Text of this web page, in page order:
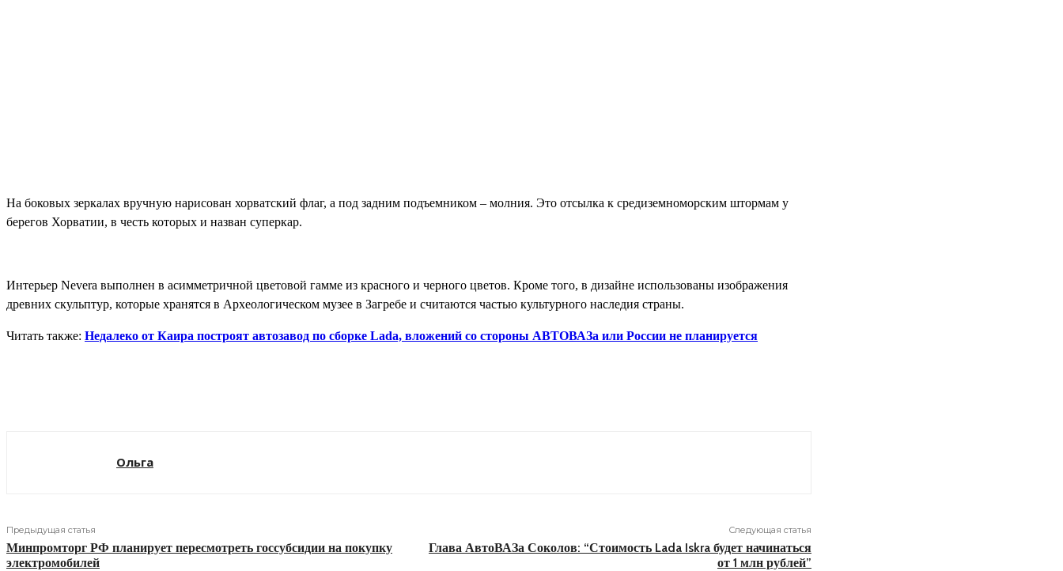
На боковых зеркалах вручную нарисован хорватский флаг, а под задним подъемником – молния. Это отсылка к средиземноморским штормам у
берегов Хорватии, в честь которых и назван суперкар.
Интерьер Nevera выполнен в асимметричной цветовой гамме из красного и черного цветов. Кроме того, в дизайне использованы изображения
древних скульптур, которые хранятся в Археологическом музее в Загребе и считаются частью культурного наследия страны.
Читать также: Недалеко от Каира построят автозавод по сборке Lada, вложений со стороны АВТОВАЗа или России не планируется
Ольга
Предыдущая статья
Минпромторг РФ планирует пересмотреть госсубсидии на покупку
электромобилей
Следующая статья
Глава АвтоВАЗа Соколов: “Стоимость Lada Iskra будет начинаться
от 1 млн рублей”